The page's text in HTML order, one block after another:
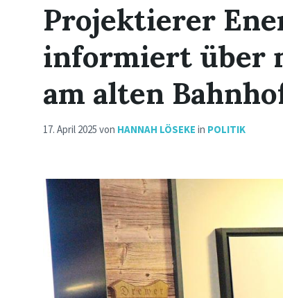
Projektierer
informiert über
am alten
17. April 2025 von HANNAH LÖSEKE in POLITIK